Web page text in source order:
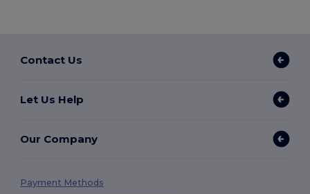
Contact Us
Let Us Help
Our Company
Payment Methods